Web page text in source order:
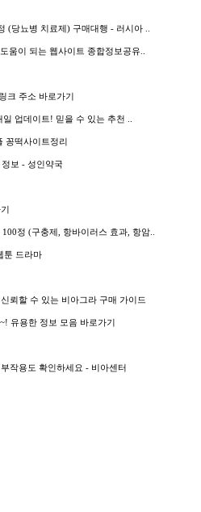
(당뇨병 치료제) 구매대행 - 러시아 ..
움이 되는 웹사이트 종합정보공유..
크 주소 바로가기
업데이트! 믿을 수 있는 추천 ..
꽁떡사이트정리
보 - 성인약국
정 (구충제, 항바이러스 효과, 항암..
툰 드라마
뢰할 수 있는 비아그라 구매 가이드
유용한 정보 모음 바로가기
작용도 확인하세요 - 비아센터